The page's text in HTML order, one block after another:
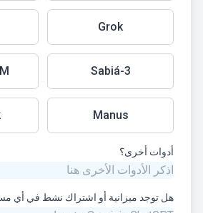
Grok
Sabiá-3
Manus
أدوات أخرى؟
هل توجد ميزانية أو اشتراك نشط في أي